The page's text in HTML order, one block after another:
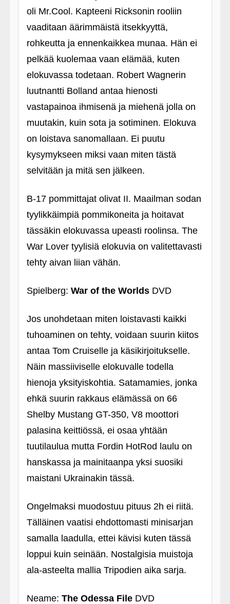
oli Mr.Cool. Kapteeni Ricksonin rooliin
vaaditaan äärimmäistä itsekkyyttä,
rohkeutta ja ennenkaikkea munaa. Hän ei
pelkää kuolemaa vaan elämää, kuten
elokuvassa todetaan. Robert Wagnerin
luutnantti Bolland antaa hienosti
vastapainoa ihmisenä ja miehenä jolla on
muutakin, kuin sota ja sotiminen. Elokuva
on loistava sanomallaan. Ei puutu
kysymykseen miksi vaan miten tästä
selvitään ja mitä sen jälkeen.
B-17 pommittajat olivat II. Maailman sodan
tyylikkäimpiä pommikoneita ja hoitavat
tässäkin elokuvassa upeasti roolinsa. The
War Lover tyylisiä elokuvia on valitettavasti
tehty aivan liian vähän.
Spielberg: War of the WorldsDVD
Jos unohdetaan miten loistavasti kaikki
tuhoaminen on tehty, voidaan suurin kiitos
antaa Tom Cruiselle ja käsikirjoitukselle.
Näin massiiviselle elokuvalle todella
hienoja yksityiskohtia. Satamamies, jonka
ehkä suurin rakkaus elämässä on 66
Shelby Mustang GT-350, V8 moottori
palasina keittiössä, ei osaa yhtään
tuutilaulua mutta Fordin HotRod laulu on
hanskassa ja mainitaanpa yksi suosiki
maistani Ukrainakin tässä.
Ongelmaksi muodostuu pituus 2h ei riitä.
Tälläinen vaatisi ehdottomasti minisarjan
samalla laadulla, ettei kävisi kuten tässä
loppui kuin seinään. Nostalgisia muistoja
ala-asteelta mallia Tripodien aika sarja.
Neame: The Odessa FileDVD